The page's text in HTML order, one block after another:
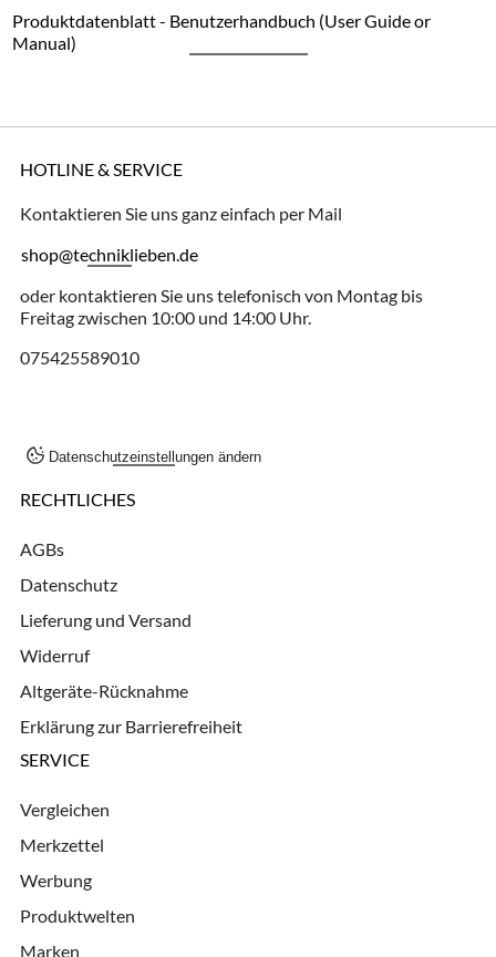
Produktdatenblatt - Benutzerhandbuch (User Guide or
Manual)
HOTLINE & SERVICE
Kontaktieren Sie uns ganz einfach per Mail
shop@techniklieben.de
oder kontaktieren Sie uns telefonisch von Montag bis
Freitag zwischen 10:00 und 14:00 Uhr.
075425589010
Datenschutzeinstellungen ändern
RECHTLICHES
AGBs
Datenschutz
Lieferung und Versand
Widerruf
Altgeräte-Rücknahme
Erklärung zur Barrierefreiheit
SERVICE
Vergleichen
Merkzettel
Werbung
Produktwelten
Marken